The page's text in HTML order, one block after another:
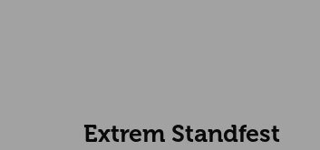
Extrem Standfest